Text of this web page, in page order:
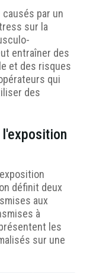
par un
sur la
entraîner des
et des risques
qui
des
définit deux
aux
à
les
sur une